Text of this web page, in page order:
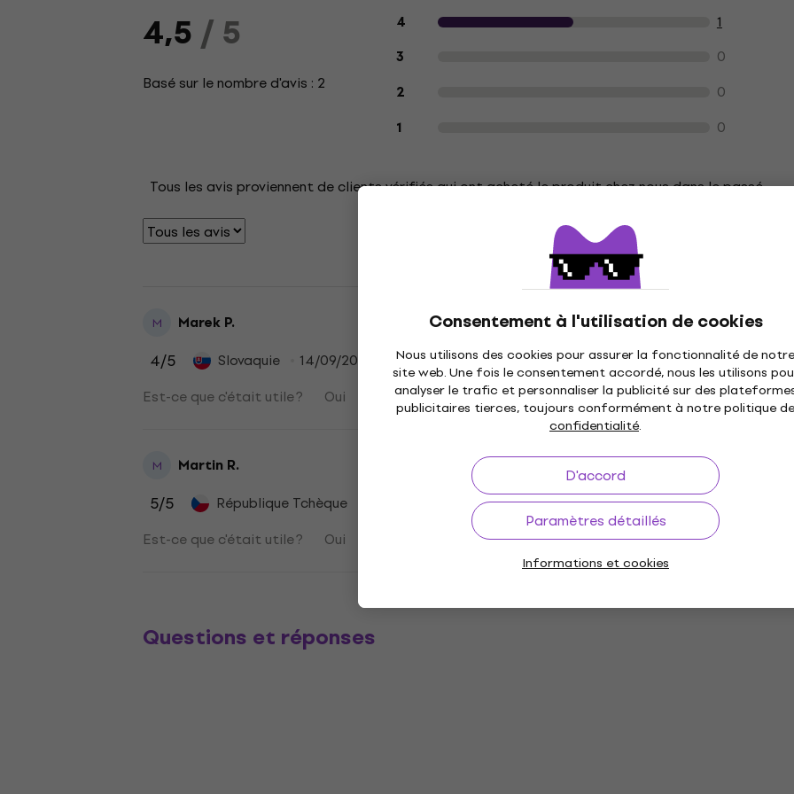
Consentement à l'utilisation de cookies
Nous utilisons des cookies pour assurer la fonctionnalité de notre
site web. Une fois le consentement accordé, nous les utilisons
analyser le trafic et personnaliser la publicité sur des
publicitaires tierces, toujours conformément à notre politique de
confidentialité.
D'accord
Paramètres détaillés
Informations et cookies
4,5/ 5
Basé sur le nombre d'avis : 2
4 1
3 0
2 0
1 0
Tous les avis proviennent de clients vérifiés qui ont acheté le produit chez nous dans le passé.
M Marek P.
4/5 Slovaquie
14/09/2022
Est-ce que c'était utile ?
Oui Non
M Martin R.
5/5 République Tchèque
Est-ce que c'était utile ?
Oui
Questions et réponses